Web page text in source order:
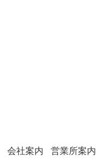
会社案内 営業所案内